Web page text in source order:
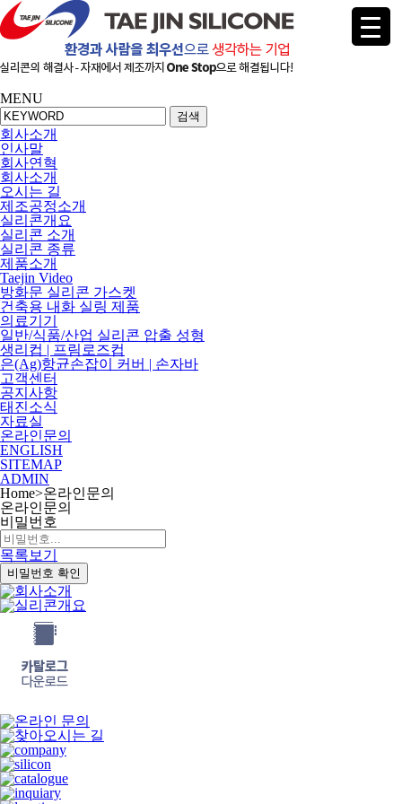
MENU
검색
회사소개
인사말
회사연혁
회사소개
오시는 길
제조공정소개
실리콘개요
실리콘 소개
실리콘 종류
제품소개
Taejin Video
방화문 실리콘 가스켓
건축용 내화 실링 제품
의료기기
일반/식품/산업 실리콘 압출 성형
생리컵 | 프림로즈컵
은(Ag)항균손잡이 커버 | 손자바
고객센터
공지사항
태진소식
자료실
온라인문의
ENGLISH
SITEMAP
ADMIN
Home>온라인문의
온라인문의
비밀번호
목록보기
비밀번호 확인